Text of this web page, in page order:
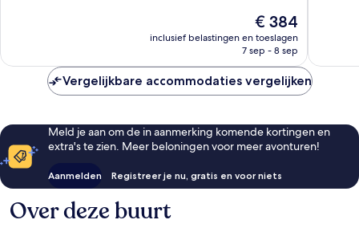
De
prijs
is
€ 384
inclusief belastingen en toeslagen
7 sep - 8 sep
Vergelijkbare accommodaties vergelijken
Meld je aan om de in aanmerking komende kortingen en
extra's te zien. Meer beloningen voor meer avonturen!
Aanmelden Registreer je nu, gratis en voor niets
Over deze buurt